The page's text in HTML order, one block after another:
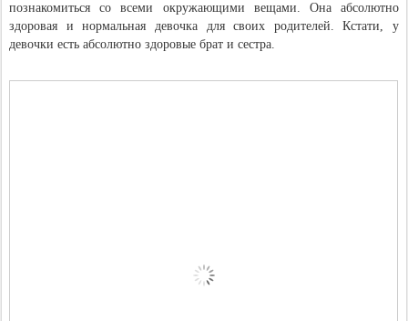
познакомиться со всеми окружающими вещами. Она абсолютно
здоровая и нормальная девочка для своих родителей. Кстати, у
девочки есть абсолютно здоровые брат и сестра.